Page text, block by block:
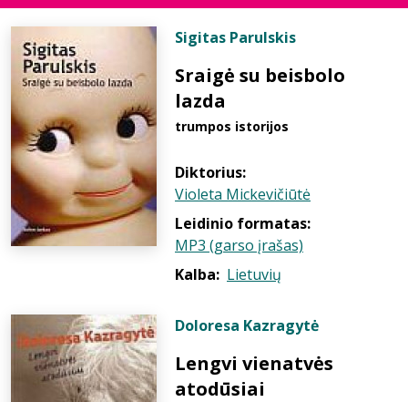
Sigitas Parulskis
Sraigė su beisbolo
lazda
trumpos istorijos
Diktorius:
Violeta Mickevičiūtė
Leidinio formatas:
MP3 (garso įrašas)
Kalba: Lietuvių
Doloresa Kazragytė
Lengvi vienatvės
atodūsiai